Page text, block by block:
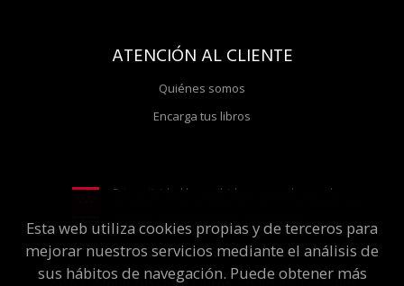
ATENCIÓN AL CLIENTE
Quiénes somos
Encarga tus libros
Esta actividad ha recibido una ayuda para la
2026 ©Molar Discos y Libros. Todos los Derechos
Esta web utiliza cookies propias y de terceros para
mejorar nuestros servicios mediante el análisis de
sus hábitos de navegación. Puede obtener más